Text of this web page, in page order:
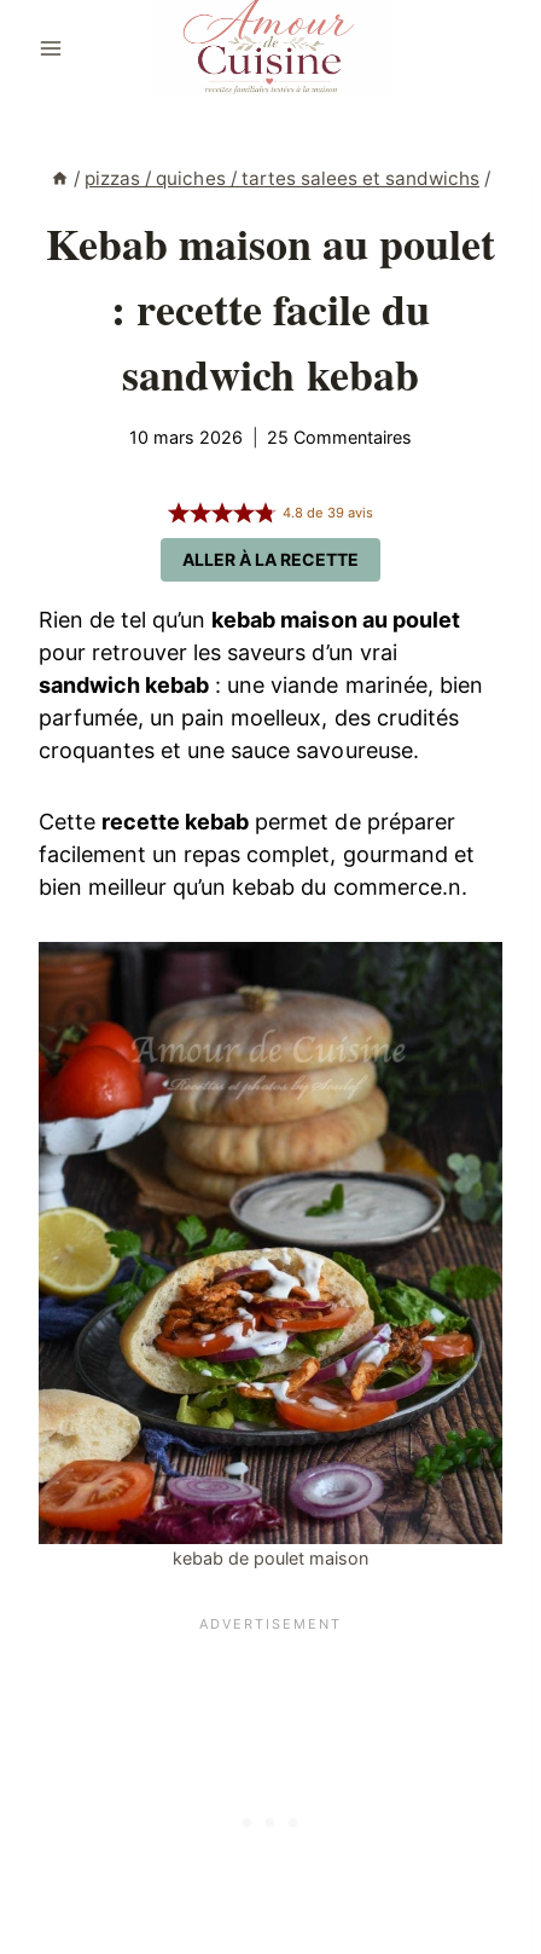
/ pizzas / quiches / tartes salees et sandwichs /
Kebab maison au poulet
: recette facile du
sandwich kebab
10 mars 2026 25 Commentaires
ALLER À LA RECETTE
4.8 de 39avis
Rien de tel qu’un kebab maison au poulet
pour retrouver les saveurs d’un vrai
sandwich kebab : une viande marinée, bien
parfumée, un pain moelleux, des crudités
croquantes et une sauce savoureuse.
Cette recette kebab permet de préparer
facilement un repas complet, gourmand et
bien meilleur qu’un kebab du commerce.n.
kebab de poulet maison